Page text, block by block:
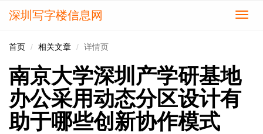
切
深圳写字楼信息网
首页 相关文章 详情页
南京大学深圳产学研基地
办公采用动态分区设计有
助于哪些创新协作模式